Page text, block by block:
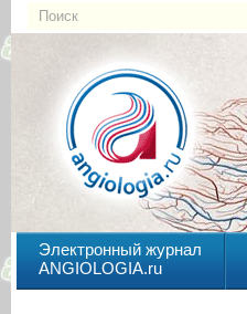
Электронный журнал
ANGIOLOGIA.ru